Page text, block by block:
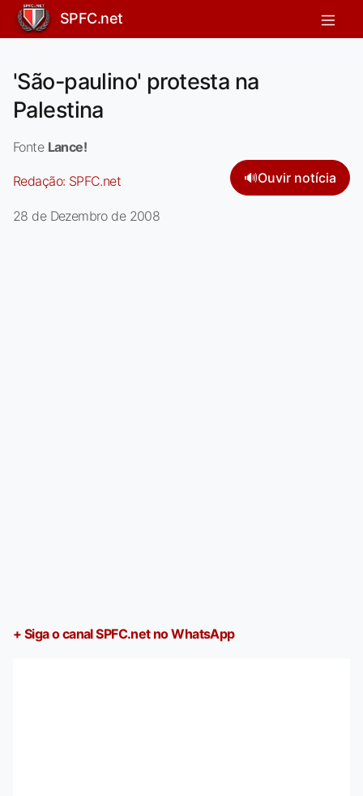
SPFC.net
'São-paulino' protesta na
Palestina
Fonte Lance!
Redação: SPFC.net 🔊Ouvir notícia
28 de Dezembro de 2008
+ Siga o canal SPFC.net no WhatsApp